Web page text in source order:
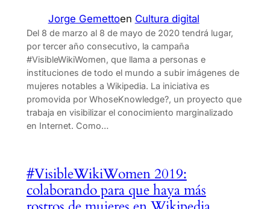
Jorge Gemettoen Cultura digital
Del 8 de marzo al 8 de mayo de 2020 tendrá lugar,
por tercer año consecutivo, la campaña
#VisibleWikiWomen, que llama a personas e
instituciones de todo el mundo a subir imágenes de
mujeres notables a Wikipedia. La iniciativa es
promovida por WhoseKnowledge?, un proyecto que
trabaja en visibilizar el conocimiento marginalizado
en Internet. Como…
#VisibleWikiWomen 2019:
colaborando para que haya más